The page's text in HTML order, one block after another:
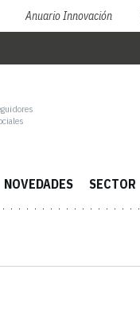
Anuario Innovación
NOVEDADES SECTOR